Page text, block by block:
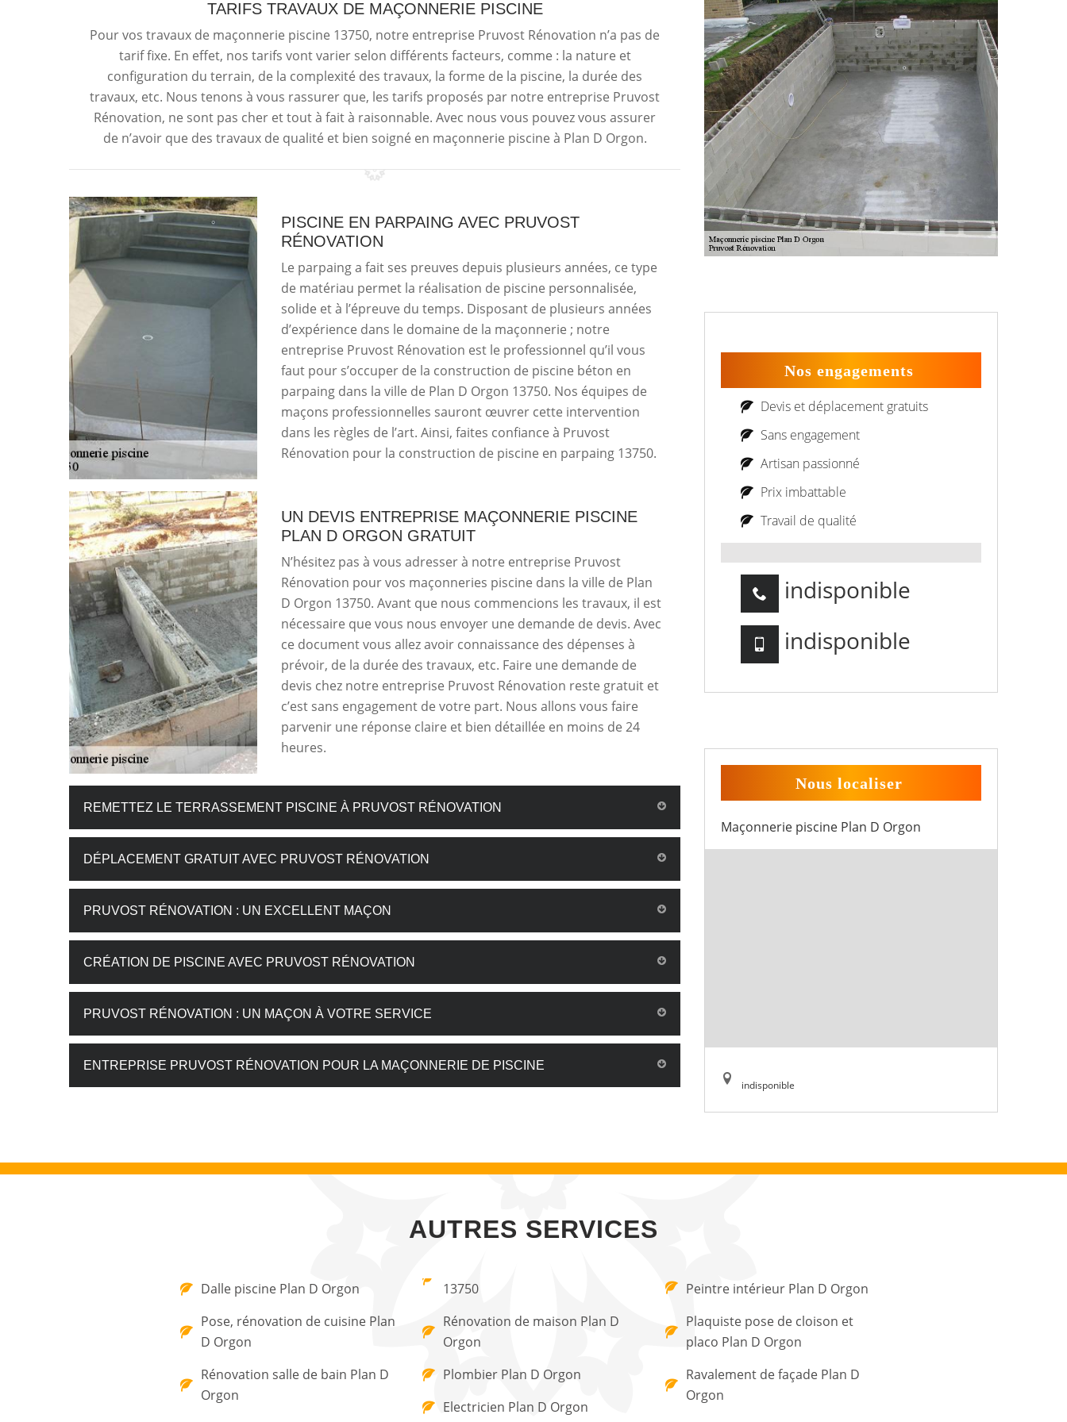
TARIFS TRAVAUX DE MAÇONNERIE PISCINE
Pour vos travaux de maçonnerie piscine 13750, notre entreprise Pruvost Rénovation n’a pas de
tarif fixe. En effet, nos tarifs vont varier selon différents facteurs, comme : la nature et
configuration du terrain, de la complexité des travaux, la forme de la piscine, la durée des
travaux, etc. Nous tenons à vous rassurer que, les tarifs proposés par notre entreprise Pruvost
Rénovation, ne sont pas cher et tout à fait à raisonnable. Avec nous vous pouvez vous assurer
de n’avoir que des travaux de qualité et bien soigné en maçonnerie piscine à Plan D Orgon.
PISCINE EN PARPAING AVEC PRUVOST
RÉNOVATION
Le parpaing a fait ses preuves depuis plusieurs années, ce type
de matériau permet la réalisation de piscine personnalisée,
solide et à l’épreuve du temps. Disposant de plusieurs années
d’expérience dans le domaine de la maçonnerie ; notre
entreprise Pruvost Rénovation est le professionnel qu’il vous
faut pour s’occuper de la construction de piscine béton en
parpaing dans la ville de Plan D Orgon 13750. Nos équipes de
maçons professionnelles sauront œuvrer cette intervention
dans les règles de l’art. Ainsi, faites confiance à Pruvost
Rénovation pour la construction de piscine en parpaing 13750.
UN DEVIS ENTREPRISE MAÇONNERIE PISCINE
PLAN D ORGON GRATUIT
N’hésitez pas à vous adresser à notre entreprise Pruvost
Rénovation pour vos maçonneries piscine dans la ville de Plan
D Orgon 13750. Avant que nous commencions les travaux, il est
nécessaire que vous nous envoyer une demande de devis. Avec
ce document vous allez avoir connaissance des dépenses à
prévoir, de la durée des travaux, etc. Faire une demande de
devis chez notre entreprise Pruvost Rénovation reste gratuit et
c’est sans engagement de votre part. Nous allons vous faire
parvenir une réponse claire et bien détaillée en moins de 24
heures.
REMETTEZ LE TERRASSEMENT PISCINE À PRUVOST RÉNOVATION
DÉPLACEMENT GRATUIT AVEC PRUVOST RÉNOVATION
PRUVOST RÉNOVATION : UN EXCELLENT MAÇON
CRÉATION DE PISCINE AVEC PRUVOST RÉNOVATION
PRUVOST RÉNOVATION : UN MAÇON À VOTRE SERVICE
ENTREPRISE PRUVOST RÉNOVATION POUR LA MAÇONNERIE DE PISCINE
Nos engagements
Devis et déplacement gratuits
Sans engagement
Artisan passionné
Prix imbattable
Travail de qualité
indisponible
indisponible
Nous localiser
Maçonnerie piscine Plan D Orgon
indisponible
AUTRES SERVICES
Dalle piscine Plan D Orgon
Pose, rénovation de cuisine Plan
D Orgon
Rénovation salle de bain Plan D
Orgon
13750
Rénovation de maison Plan D
Orgon
Plombier Plan D Orgon
Electricien Plan D Orgon
Peintre intérieur Plan D Orgon
Plaquiste pose de cloison et
placo Plan D Orgon
Ravalement de façade Plan D
Orgon